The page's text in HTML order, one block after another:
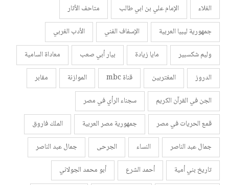
الغلاء
الإمام علي بن ابي طالب
متاحف الأثار
جمهورية ليبيا العربية
الإسفاف الفني
الأدب الغربي
وليم شكسبير
مايا زيادة بيار أبي صعب
معاداة السامية
الدروز
المغتربين قناة mbc الموازنة
مقابر
الجن في القرآن الكريم
سجناء الرأي في مصر
قمع الحريات في مصر
جمهورية مصر العربية
الملك فاروق
جمال عبد الناصر
النساء الجرحى
جمال عبد الناصر
تاريخ بني أمية
أحمد الشرع
أبو محمد الجولاني